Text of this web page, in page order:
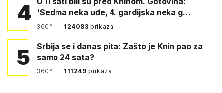
4
'Sedma neka uđe, 4. gardijska neka g…
360° 124083prikaza
5
Srbija se i danas pita: Zašto je Knin pao za
samo 24 sata?
360° 111249prikaza